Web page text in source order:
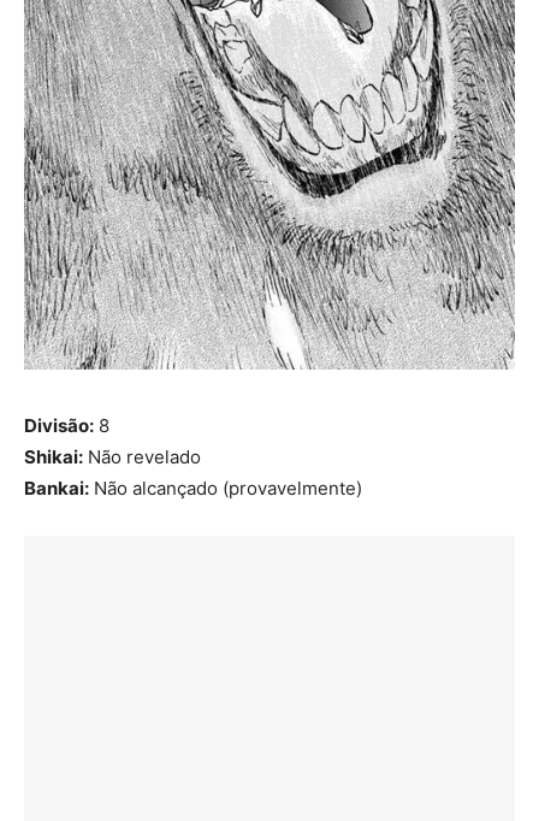
Divisão: 8
Shikai: Não revelado
Bankai: Não alcançado (provavelmente)